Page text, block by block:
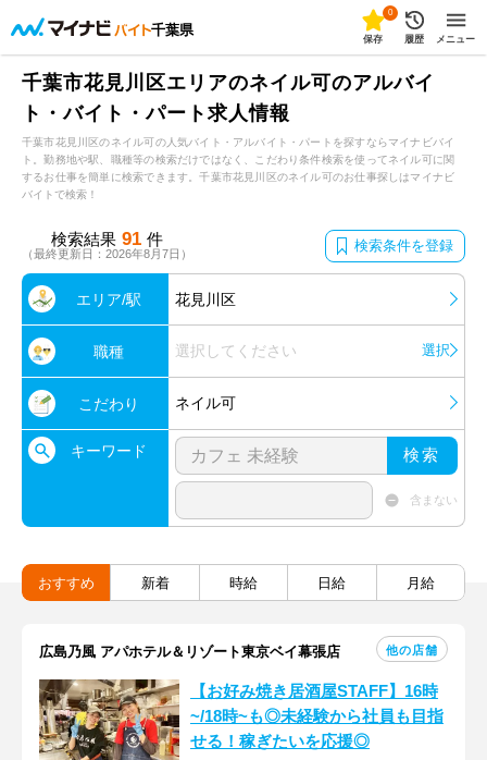
千葉県
0
保存 履歴 メニュー
千葉市花見川区エリアのネイル可のアルバイ
ト・バイト・パート求人情報
千葉市花見川区のネイル可の人気バイト・アルバイト・パートを探すならマイナビバイ
ト。勤務地や駅、職種等の検索だけではなく、こだわり条件検索を使ってネイル可に関
するお仕事を簡単に検索できます。千葉市花見川区のネイル可のお仕事探しはマイナビ
バイトで検索！
検索結果 91 件
（最終更新日：2026年8月7日） 検索条件を登録
エリア/駅 花見川区
職種 選択してください 選択
こだわり ネイル可
キーワード 検索
含まない
おすすめ 新着 時給 日給 月給
広島乃風 アパホテル＆リゾート東京ベイ幕張店 他の店舗
【お好み焼き居酒屋STAFF】16時
~/18時~も◎未経験から社員も目指
せる！稼ぎたいを応援◎